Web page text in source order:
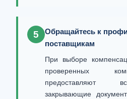
5
Обращайтесь к
поставщикам
При выборе
проверенных
предоставляют
закрывающие